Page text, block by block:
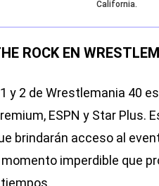
California.
ROCK EN
y 2 de Wrestlemania 40
ESPN y Star Plus.
brindarán acceso al
imperdible que